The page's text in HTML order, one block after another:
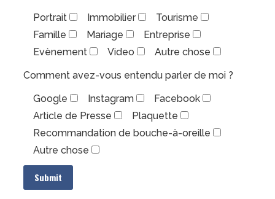
Portrait
Immobilier
Tourisme
Famille
Mariage
Entreprise
Evènement
Video
Autre chose
Comment avez-vous entendu parler de moi ?
Google
Instagram
Facebook
Article de Presse
Plaquette
Recommandation de bouche-à-oreille
Autre chose